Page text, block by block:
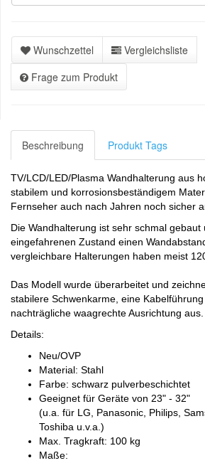
Wunschzettel
Vergleichsliste
Frage zum Produkt
Beschreibung Produkt Tags
TV/LCD/LED/Plasma Wandhalterung aus
stabilem und korrosionsbeständigem
Fernseher auch nach Jahren noch sicher
Die Wandhalterung ist sehr schmal gebaut
eingefahrenen Zustand einen
vergleichbare Halterungen haben meist
Das Modell wurde überarbeitet und
stabilere Schwenkarme, eine
nachträgliche waagrechte Ausrichtung aus.
Details:
Neu/OVP
Material: Stahl
Farbe: schwarz pulverbeschichtet
Geeignet für Geräte von 23" - 32"
(u.a. für LG, Panasonic, Philips,
Toshiba u.v.a.)
Max. Tragkraft: 100 kg
Maße: